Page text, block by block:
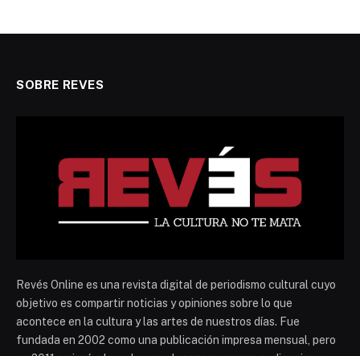
SOBRE REVES
Revés Online es una revista digital de periodismo cultural cuyo
objetivo es compartir noticias y opiniones sobre lo que
acontece en la cultura y las artes de nuestros días. Fue
fundada en 2002 como una publicación impresa mensual, pero